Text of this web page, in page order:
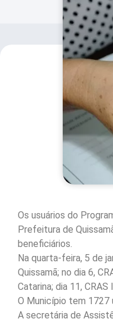
Os usuários do
Prefeitura de
beneficiários.
Na quarta-feira, 5 de
Quissamã; no dia 6,
Catarina; dia 11,
O Município tem 1727
A secretária de